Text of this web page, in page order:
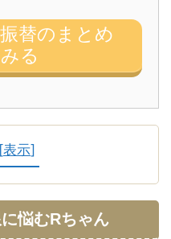
替のまとめ
る
[表示]
悩むRちゃん